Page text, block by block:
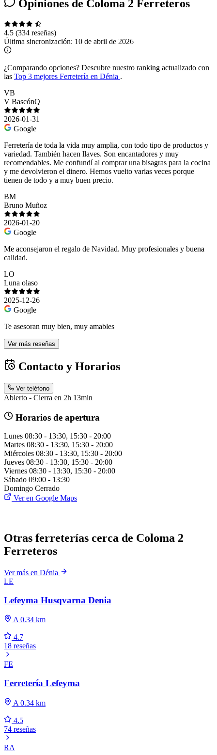
Opiniones de Coloma 2 Ferreteros
4.5 (334 reseñas)
Última sincronización: 10 de abril de 2026
¿Comparando opciones? Descubre nuestro ranking actualizado con
las Top 3 mejores Ferretería en Dénia .
VB
V BascónQ
2026-01-31
Google
Ferretería de toda la vida muy amplia, con todo tipo de productos y
variedad. También hacen llaves. Son encantadores y muy
recomendables. Me confundí al comprar una bisagras para la cocina
y me devolvieron el dinero. Hemos vuelto varias veces porque
tienen de todo y a muy buen precio.
BM
Bruno Muñoz
2026-01-20
Google
Me aconsejaron el regalo de Navidad. Muy profesionales y buena
calidad.
LO
Luna olaso
2025-12-26
Google
Te asesoran muy bien, muy amables
Ver más reseñas
Contacto y Horarios
Ver teléfono
Abierto - Cierra en 2h 13min
Horarios de apertura
Lunes 08:30 - 13:30, 15:30 - 20:00
Martes 08:30 - 13:30, 15:30 - 20:00
Miércoles 08:30 - 13:30, 15:30 - 20:00
Jueves 08:30 - 13:30, 15:30 - 20:00
Viernes 08:30 - 13:30, 15:30 - 20:00
Sábado 09:00 - 13:30
Domingo Cerrado
Ver en Google Maps
Otras ferreterías cerca de Coloma 2
Ferreteros
Ver más en Dénia
LE
Lefeyma Husqvarna Denia
A 0.34 km
4.7
18 reseñas
FE
Ferretería Lefeyma
A 0.34 km
4.5
74 reseñas
RA